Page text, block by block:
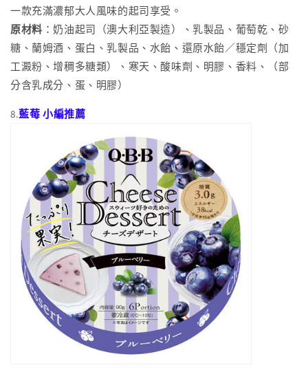
一款充滿濃郁大人風味的起司享受。
原材料 ：奶油起司（澳大利亞製造）、乳製品、葡萄乾、砂
糖、蘭姆酒、蛋白、乳製品、水飴、還原水飴／穩定劑（加
工澱粉、增稠多糖類）、寒天、酸味劑、明膠、香料、（部
分含乳成分、蛋、明膠）
8.藍莓 小編推薦